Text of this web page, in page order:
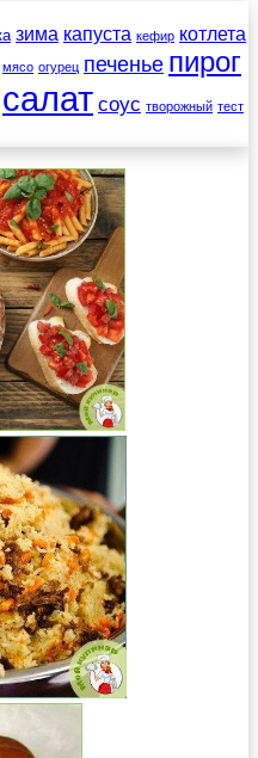
зима капуста кефир котлета
мясо огурец печенье пирог
салат соус творожный тест